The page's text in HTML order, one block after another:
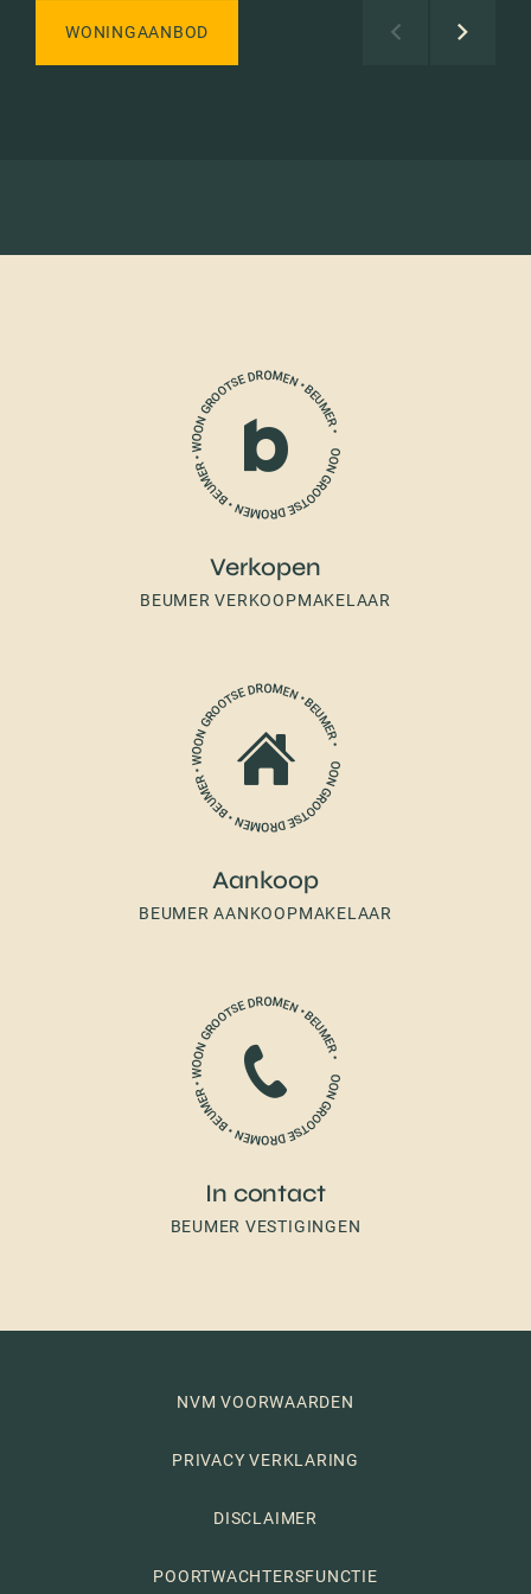
WONINGAANBOD
Verkopen
BEUMER VERKOOPMAKELAAR
Aankoop
BEUMER AANKOOPMAKELAAR
In contact
BEUMER VESTIGINGEN
NVM VOORWAARDEN
PRIVACY VERKLARING
DISCLAIMER
POORTWACHTERSFUNCTIE